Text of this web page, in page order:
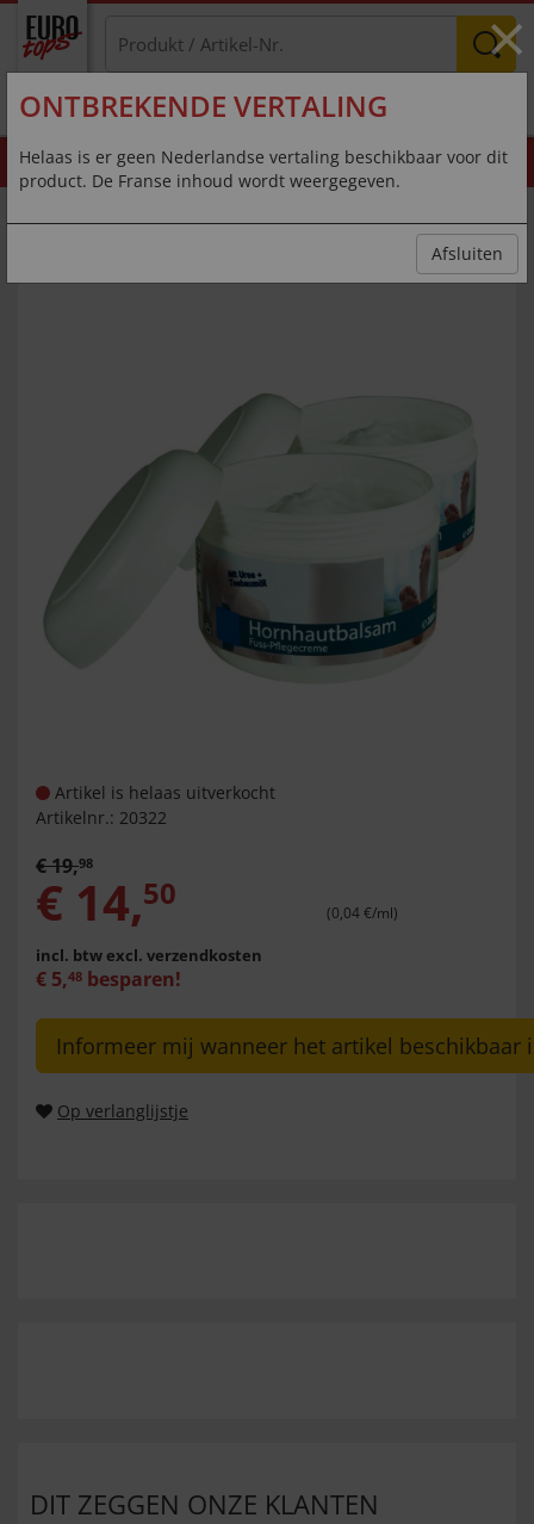
MENU
SEIZOENSOPRUIMING
Bespaar nu
Artikel is helaas uitverkocht
Artikelnr.: 20322
€19,98
€ 14,50
(0,04 €/ml)
incl. btw excl. verzendkosten
€ 5,48 besparen!
Informeer mij wanneer het artikel beschikbaar
Op verlanglijstje
×
ONTBREKENDE VERTALING
Helaas is er geen Nederlandse vertaling beschikbaar voor dit
product. De Franse inhoud wordt weergegeven.
Afsluiten
DIT ZEGGEN ONZE KLANTEN